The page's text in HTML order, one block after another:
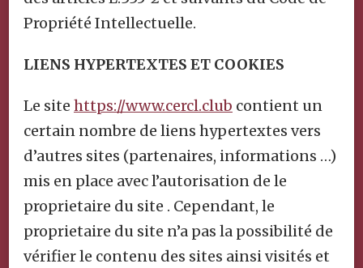
Propriété Intellectuelle.
LIENS HYPERTEXTES ET COOKIES
Le site https://www.cercl.club contient un
certain nombre de liens hypertextes vers
d’autres sites (partenaires, informations …)
mis en place avec l’autorisation de le
proprietaire du site . Cependant, le
proprietaire du site n’a pas la possibilité de
vérifier le contenu des sites ainsi visités et